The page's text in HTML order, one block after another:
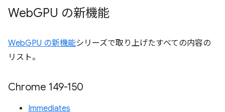
WebGPU の新機能
WebGPU の新機能シリーズで取り上げたすべての内容の
リスト。
Chrome 149-150
Immediates